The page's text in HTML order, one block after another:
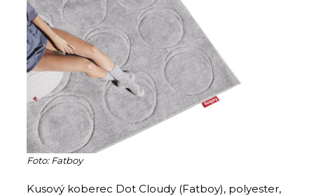
Foto: Fatboy
Kusový koberec Dot Cloudy (Fatboy), polyester,